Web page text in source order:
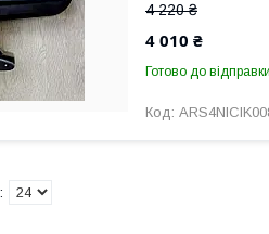
4 220 ₴
4 010 ₴
Готово до відправки